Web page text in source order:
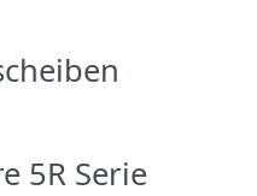
5R Serie